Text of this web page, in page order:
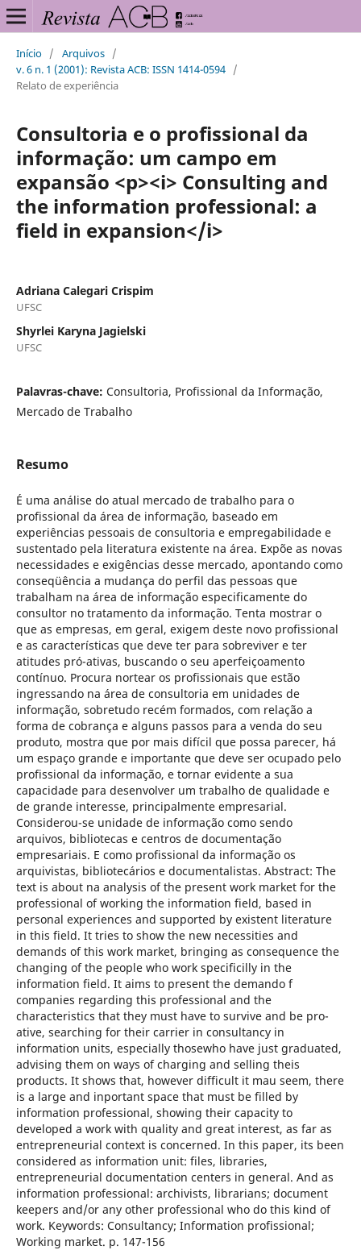
Início / Arquivos /
v. 6 n. 1 (2001): Revista ACB: ISSN 1414-0594 /
Relato de experiência
Consultoria e o profissional da
informação: um campo em
expansão <p><i> Consulting and
the information professional: a
field in expansion</i>
Adriana Calegari Crispim
UFSC
Shyrlei Karyna Jagielski
UFSC
Palavras-chave: Consultoria, Profissional da Informação,
Mercado de Trabalho
Resumo
É uma análise do atual mercado de trabalho para o
profissional da área de informação, baseado em
experiências pessoais de consultoria e empregabilidade e
sustentado pela literatura existente na área. Expõe as novas
necessidades e exigências desse mercado, apontando como
conseqüência a mudança do perfil das pessoas que
trabalham na área de informação especificamente do
consultor no tratamento da informação. Tenta mostrar o
que as empresas, em geral, exigem deste novo profissional
e as características que deve ter para sobreviver e ter
atitudes pró-ativas, buscando o seu aperfeiçoamento
contínuo. Procura nortear os profissionais que estão
ingressando na área de consultoria em unidades de
informação, sobretudo recém formados, com relação a
forma de cobrança e alguns passos para a venda do seu
produto, mostra que por mais difícil que possa parecer, há
um espaço grande e importante que deve ser ocupado pelo
profissional da informação, e tornar evidente a sua
capacidade para desenvolver um trabalho de qualidade e
de grande interesse, principalmente empresarial.
Considerou-se unidade de informação como sendo
arquivos, bibliotecas e centros de documentação
empresariais. E como profissional da informação os
arquivistas, bibliotecários e documentalistas. Abstract: The
text is about na analysis of the present work market for the
professional of working the information field, based in
personal experiences and supported by existent literature
in this field. It tries to show the new necessities and
demands of this work market, bringing as consequence the
changing of the people who work specificilly in the
information field. It aims to present the demando f
companies regarding this professional and the
characteristics that they must have to survive and be pro-
ative, searching for their carrier in consultancy in
information units, especially thosewho have just graduated,
advising them on ways of charging and selling theis
products. It shows that, however difficult it mau seem, there
is a large and inportant space that must be filled by
information professional, showing their capacity to
developed a work with quality and great interest, as far as
entrepreneurial context is concerned. In this paper, its been
considered as information unit: files, libraries,
entrepreneurial documentation centers in general. And as
information professional: archivists, librarians; document
keepers and/or any other professional who do this kind of
work. Keywords: Consultancy; Information profissional;
Working market. p. 147-156